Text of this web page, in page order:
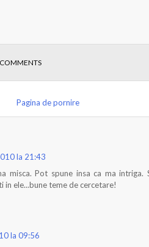
Pagina de pornire
la 21:43
misca. Pot spune insa ca ma
in ele...bune teme de cercetare!
la 09:56